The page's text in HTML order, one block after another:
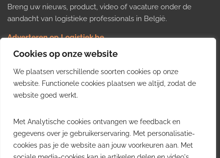
Cookies op onze website
We plaatsen verschillende soorten cookies op onze
website. Functionele cookies plaatsen we altijd, zodat de
website goed werkt.
Met Analytische cookies ontvangen we feedback en
gegevens over je gebruikerservaring. Met personalisatie-
cookies pas je de website aan jouw voorkeuren aan. Met
Breng uw nieuws, product, video of vacature onder de
aandacht van logistieke professionals in België.
Adverteren op Logistiek.be
Nieuws insturen
Uw video op Logistiek.TV
Job plaatsen
Gratis wekelijkse update
inzichten uit de Belgische logistieke sector in uw inbox.
Ontvang je gratis